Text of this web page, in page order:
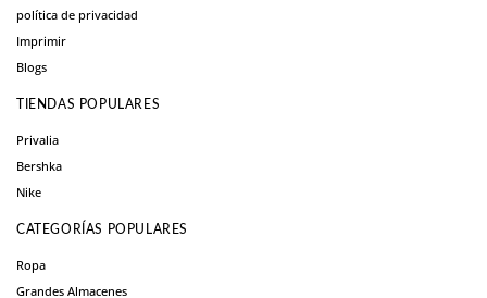
política de privacidad
Imprimir
Blogs
TIENDAS POPULARES
Privalia
Bershka
Nike
CATEGORÍAS POPULARES
Ropa
Grandes Almacenes